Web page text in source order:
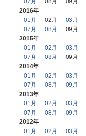
07月
08月 09月
2016年
01月
02月 03月
07月
08月 09月
2015年
01月
02月 03月
07月
08月 09月
2014年
01月
02月 03月
07月
08月 09月
2013年
01月
02月 03月
07月
08月 09月
2012年
01月
02月 03月